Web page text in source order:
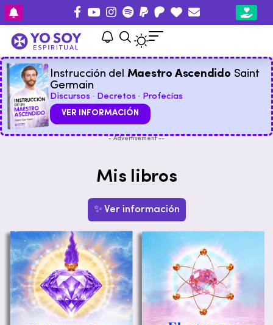
Instrucción del Maestro Ascendido Saint
Germain
Discursos · Decretos · Profecías
VER INFORMACIÓN
- Advertisement --
Mis libros
✨ Ver información